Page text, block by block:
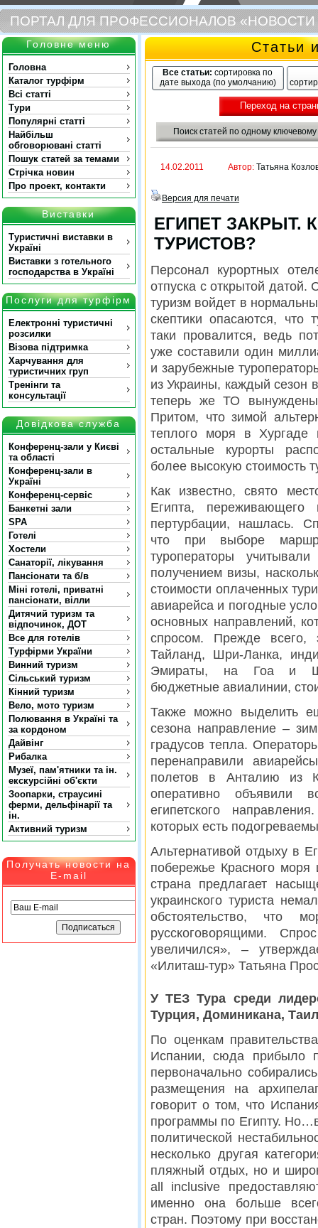
ПОРТАЛ ДЛЯ ПРОФЕССИОНАЛОВ «НОВОСТИ
Головне меню
Головна
Каталог турфірм
Всі статті
Тури
Популярні статті
Найбільш
обговорювані статті
Пошук статей за темами
Стрічка новин
Про проект, контакти
Виставки
Туристичні виставки в
Україні
Виставки з готельного
господарства в Україні
Послуги для турфірм
Електронні туристичні
розсилки
Візова підтримка
Харчування для
туристичних груп
Тренінги та
консультації
Довідкова служба
Конференц-зали у Києві
та області
Конференц-зали в
Україні
Конференц-сервіс
Банкетні зали
SPA
Готелі
Хостели
Санаторії, лікування
Пансіонати та б/в
Міні готелі, приватні
пансіонати, вілли
Дитячий туризм та
відпочинок, ДОТ
Все для готелів
Турфірми України
Винний туризм
Сільський туризм
Кінний туризм
Вело, мото туризм
Полювання в Україні та
за кордоном
Дайвінг
Рибалка
Музеї, пам'ятники та ін.
екскурсійні об'єкти
Зоопарки, страусині
ферми, дельфінарії та
ін.
Активний туризм
Получать новости на
E-mail
Статьи
Все статьи: сортировка по
дате выхода (по умолчанию)
Переход на
Поиск статей по одному ключевому
14.02.2011 Автор: Татьяна
Версия для печати
ЕГИПЕТ ЗАКРЫТ.
ТУРИСТОВ?
Персонал курортных
отпуска с открытой датой.
туризм войдет в
скептики опасаются, что
таки провалится, ведь
уже составили один
и зарубежные
из Украины, каждый сезон
теперь же ТО вынуждены
Притом, что зимой
теплого моря в
остальные курорты
более высокую стоимость
Как известно, свято
Египта, переживающего
пертурбации, нашлась.
что при выборе
туроператоры
получением визы,
стоимости оплаченных
авиарейса и погодные
основных направлений,
спросом. Прежде всего,
Тайланд, Шри-Ланка,
Эмираты, на Гоа и
бюджетные авиалинии,
Также можно выделить
сезона направление –
градусов тепла.
перенаправили
полетов в Анталию из
оперативно объявили
египетского
которых есть
Альтернативой отдыху в
побережье Красного
страна предлагает
украинского туриста
обстоятельство, что
русскоговорящими.
увеличился», –
«Илиташ-тур» Татьяна
У ТЕЗ Тура среди
Турция, Доминикана,
По оценкам
Испании, сюда прибыло
первоначально
размещения на
говорит о том, что
программы по Египту.
политической
несколько другая
пляжный отдых, но и
all inclusive
именно она больше
стран. Поэтому при